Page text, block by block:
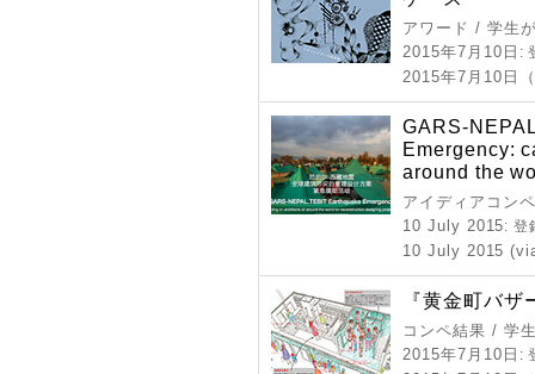
アワード / 学生
2015年7月10日 :
2015年7月10日
GARS-
Emergency:
around the
アイディアコン
10 July 2015: 登
10 July 2015
『黄金町バ
コンペ結果 / 学
2015年7月10日 :